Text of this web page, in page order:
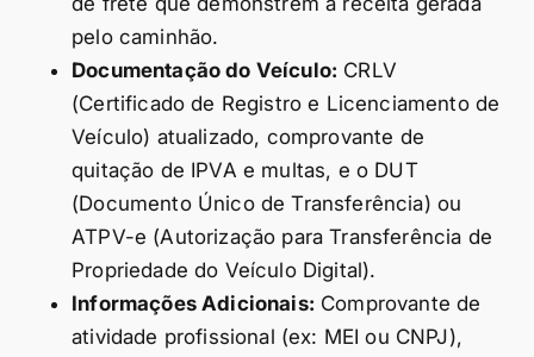
pelo caminhão.
Documentação do Veículo: CRLV
(Certificado de Registro e Licenciamento de
Veículo) atualizado, comprovante de
quitação de IPVA e multas, e o DUT
(Documento Único de Transferência) ou
ATPV-e (Autorização para Transferência de
Propriedade do Veículo Digital).
Informações Adicionais: Comprovante de
atividade profissional (ex: MEI ou CNPJ),